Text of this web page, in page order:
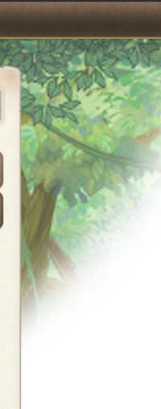
闘技場